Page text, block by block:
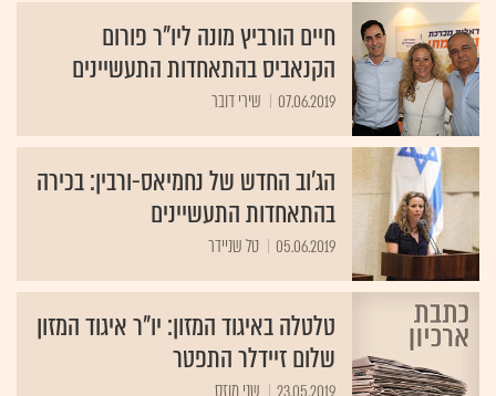
חיים הורביץ מונה ליו"ר פורום
הקנאביס בהתאחדות התעשיינים
07.06.2019 שירי דובר
הג'וב החדש של נחמיאס-ורבין: בכירה
בהתאחדות התעשיינים
05.06.2019 טל שניידר
טלטלה באיגוד המזון: יו"ר איגוד המזון
שלום זיידלר התפטר
23.05.2019 שני מוזס